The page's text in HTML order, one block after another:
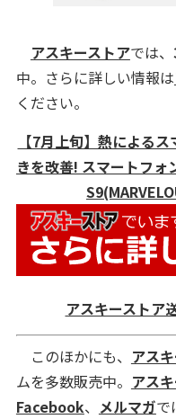
アスキーストアでは、
中。さらに詳しい情報は
ください。
【7月上旬】熱による
きを改善! スマートフォ
アスキーストア
このほかにも、 アス
ムを多数販売中。 アス
Facebook、 メルマガで